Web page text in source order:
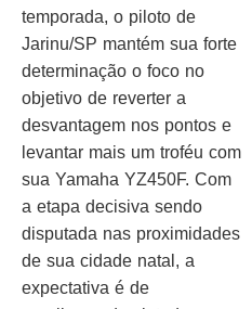
temporada, o piloto de
Jarinu/SP mantém sua forte
determinação o foco no
objetivo de reverter a
desvantagem nos pontos e
levantar mais um troféu com
sua Yamaha YZ450F. Com
a etapa decisiva sendo
disputada nas proximidades
de sua cidade natal, a
expectativa é de